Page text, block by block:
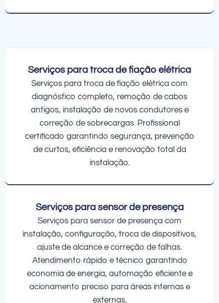
Serviços para troca de fiação elétrica
Serviços para troca de fiação elétrica com
diagnóstico completo, remoção de cabos
antigos, instalação de novos condutores e
correção de sobrecargas. Profissional
certificado garantindo segurança, prevenção
de curtos, eficiência e renovação total da
instalação.
Serviços para sensor de presença
Serviços para sensor de presença com
instalação, configuração, troca de dispositivos,
ajuste de alcance e correção de falhas.
Atendimento rápido e técnico garantindo
economia de energia, automação eficiente e
acionamento preciso para áreas internas e
externas.